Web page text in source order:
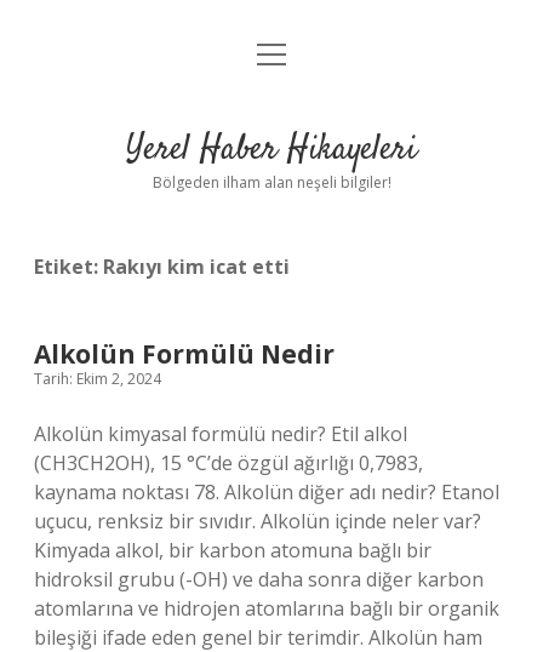
Anasayfa
Yasal Uyarı
menüyü
Yerel Haber Hikayeleri
Bölgeden ilham alan neşeli bilgiler!
Etiket: Rakıyı kim icat etti
Alkolün Formülü Nedir
Tarih: Ekim 2, 2024
Alkolün kimyasal formülü nedir? Etil alkol
(CH3CH2OH), 15 °C’de özgül ağırlığı 0,7983,
kaynama noktası 78. Alkolün diğer adı nedir? Etanol
uçucu, renksiz bir sıvıdır. Alkolün içinde neler var?
Kimyada alkol, bir karbon atomuna bağlı bir
hidroksil grubu (-OH) ve daha sonra diğer karbon
atomlarına ve hidrojen atomlarına bağlı bir organik
bileşiği ifade eden genel bir terimdir. Alkolün ham